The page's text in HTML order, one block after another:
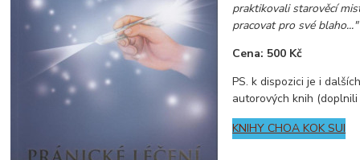
praktikovali starověcí
pracovat pro své blaho..."
Cena: 500 Kč
PS. k dispozici je i
autorových knih
KNIHY CHOA KOK SUI